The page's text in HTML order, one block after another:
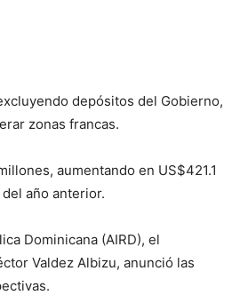
depósitos del Gobierno,
zonas francas.
aumentando en US$421.1
año anterior.
Dominicana (AIRD), el
Valdez Albizu, anunció las